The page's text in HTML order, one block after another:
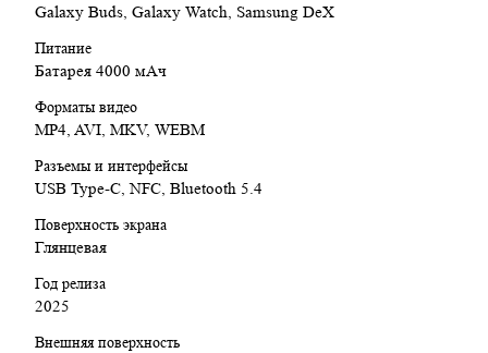
Galaxy Buds, Galaxy Watch, Samsung DeX
Питание
Батарея 4000 мАч
Форматы видео
MP4, AVI, MKV, WEBM
Разъемы и интерфейсы
USB Type-C, NFC, Bluetooth 5.4
Поверхность экрана
Глянцевая
Год релиза
2025
Внешняя поверхность